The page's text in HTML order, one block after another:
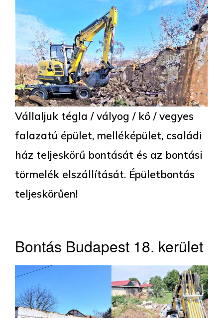
Vállaljuk tégla / vályog / kő / vegyes
falazatú épület, melléképület, családi
ház teljeskörű bontását és az bontási
törmelék elszállítását. Épületbontás
teljeskörűen!
Bontás Budapest 18. kerület